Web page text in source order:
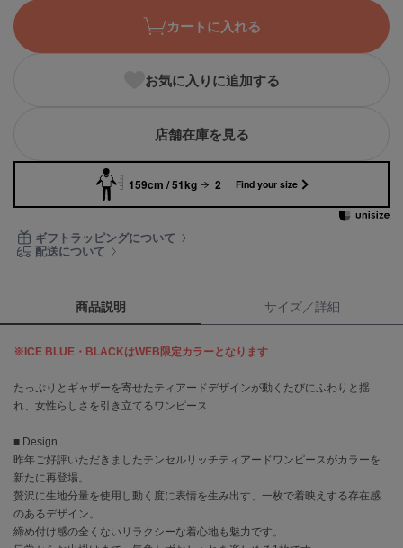
BANDOLIER
バンドリヤー
カルバン・クライン
CELFORD
セルフォード
Clarks Premium
CODE A
コードエー
COLE HAAN
コール ハーン
CONVERSE
コンバース
カートに入れる
お気に入りに追加する
店舗在庫を見る
159cm / 51kg 2 Find your size
ギフトラッピングについて
配送について
商品説明 サイズ／詳細
※ICE BLUE・BLACKはWEB限定カラーとなります
たっぷりとギャザーを寄せたティアードデザインが動くたびにふわりと揺
れ、女性らしさを引き立てるワンピース
■ Design
昨年ご好評いただきましたテンセルリッチティアードワンピースがカラーを
新たに再登場。
贅沢に生地分量を使用し動く度に表情を生み出す、一枚で着映えする存在感
のあるデザイン。
締め付け感の全くないリラクシーな着心地も魅力です。